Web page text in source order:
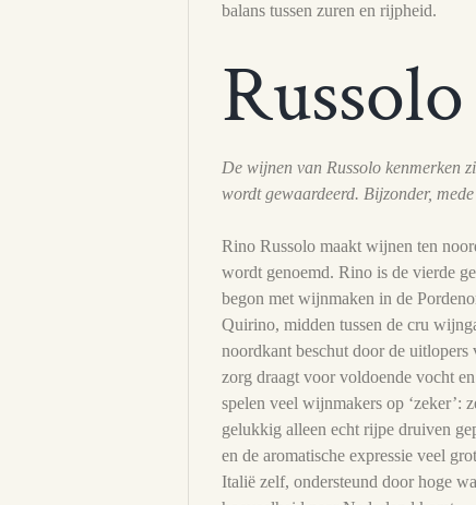
balans tussen zuren en rijpheid.
Russolo
De wijnen van Russolo kenmerken
wordt gewaardeerd. Bijzonder,
Rino Russolo maakt wijnen ten
wordt genoemd. Rino is de vierde
begon met wijnmaken in de
Quirino, midden tussen de cru
noordkant beschut door de
zorg draagt voor voldoende vocht
spelen veel wijnmakers op ‘zeker’:
gelukkig alleen echt rijpe druiven
en de aromatische expressie veel
Italië zelf, ondersteund door hoge